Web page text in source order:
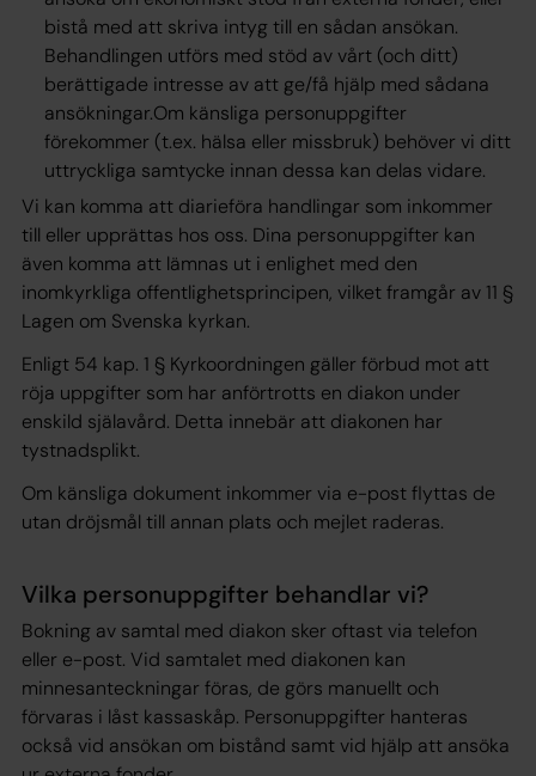
bistå med att skriva intyg till en sådan ansökan.
Behandlingen utförs med stöd av vårt (och ditt)
berättigade intresse av att ge/få hjälp med sådana
ansökningar.Om känsliga personuppgifter
förekommer (t.ex. hälsa eller missbruk) behöver vi ditt
uttryckliga samtycke innan dessa kan delas vidare.
Vi kan komma att diarieföra handlingar som inkommer
till eller upprättas hos oss. Dina personuppgifter kan
även komma att lämnas ut i enlighet med den
inomkyrkliga offentlighetsprincipen, vilket framgår av 11 §
Lagen om Svenska kyrkan.
Enligt 54 kap. 1 § Kyrkoordningen gäller förbud mot att
röja uppgifter som har anförtrotts en diakon under
enskild själavård. Detta innebär att diakonen har
tystnadsplikt.
Om känsliga dokument inkommer via e-post flyttas de
utan dröjsmål till annan plats och mejlet raderas.
Vilka personuppgifter behandlar vi?
Bokning av samtal med diakon sker oftast via telefon
eller e-post. Vid samtalet med diakonen kan
minnesanteckningar föras, de görs manuellt och
förvaras i låst kassaskåp. Personuppgifter hanteras
också vid ansökan om bistånd samt vid hjälp att ansöka